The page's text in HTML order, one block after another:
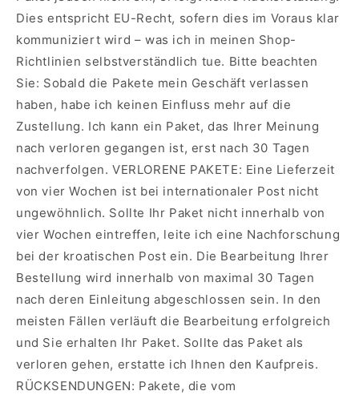
Dies entspricht EU-Recht, sofern dies im Voraus klar
kommuniziert wird – was ich in meinen Shop-
Richtlinien selbstverständlich tue. Bitte beachten
Sie: Sobald die Pakete mein Geschäft verlassen
haben, habe ich keinen Einfluss mehr auf die
Zustellung. Ich kann ein Paket, das Ihrer Meinung
nach verloren gegangen ist, erst nach 30 Tagen
nachverfolgen. VERLORENE PAKETE: Eine Lieferzeit
von vier Wochen ist bei internationaler Post nicht
ungewöhnlich. Sollte Ihr Paket nicht innerhalb von
vier Wochen eintreffen, leite ich eine Nachforschung
bei der kroatischen Post ein. Die Bearbeitung Ihrer
Bestellung wird innerhalb von maximal 30 Tagen
nach deren Einleitung abgeschlossen sein. In den
meisten Fällen verläuft die Bearbeitung erfolgreich
und Sie erhalten Ihr Paket. Sollte das Paket als
verloren gehen, erstatte ich Ihnen den Kaufpreis.
RÜCKSENDUNGEN: Pakete, die vom